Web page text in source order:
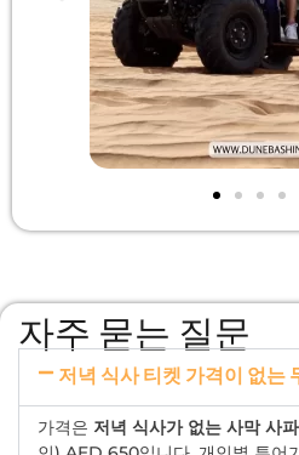
자주 묻는 질문
저녁 식사 티켓 가격이 없는
가격은 저녁 식사가 없는 사막 사